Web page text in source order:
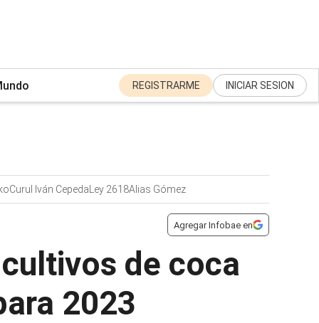
REGISTRARME INICIAR SESION
Curul Iván CepedaLey 2618Alias Gómez
Agregar Infobae en
de coca
2023